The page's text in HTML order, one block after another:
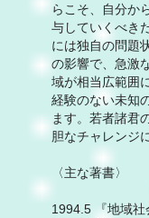
らこそ、自分か
与していくべき
には独自の問題
の影響で、急激
域が相当広範囲
経験のない未知
ます。若者諸君
胆なチャレンジ
〈主な著書〉
1994.5 『地域